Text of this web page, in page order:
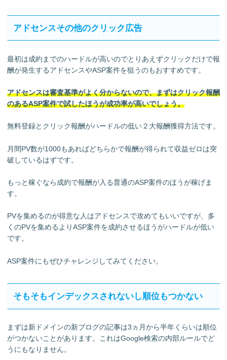
アドセンスその他のクリック広告
最初は成約までのハードルが高いのでとりあえずクリックだけで報
酬が発生するアドセンスやASP案件を狙うのもおすすめです。
アドセンスは審査基準がよく分からないので、まずはクリック報酬
のあるASP案件で試したほうが成功率が高いでしょう。
無料登録とクリック報酬がハードルの低い２大報酬獲得方法です。
月間PV数が1000もあればどちらかで報酬が得られて収益ゼロは突
破しているはずです。
もっと稼ぐなら成約で報酬が入る普通のASP案件のほうが稼げま
す。
PVを集めるのが得意な人はアドセンスで攻めてもいいですが、多
くのPVを集めるよりASP案件を成約させるほうがハードルが低い
です。
ASP案件にもぜひチャレンジしてみてください。
そもそもインデックスされないし順位もつかない
まずは新ドメインの新ブログの記事は3ヵ月から半年くらいは順位
がつかないことがあります。これはGoogle検索の内部ルールでど
うにもなりません。